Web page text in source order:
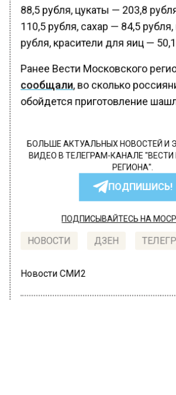
88,5 рубля, цукаты — 203,8
110,5 рубля, сахар — 84,5
рубля, красители для яиц —
Ранее Вести Московского
сообщали, во сколько
обойдется приготовление
БОЛЬШЕ АКТУАЛЬНЫХ НОВОСТЕЙ И
ВИДЕО В ТЕЛЕГРАМ-КАНАЛЕ
РЕГИОНА".
ПОДПИШИСЬ!
ПОДПИСЫВАЙТЕСЬ НА
НОВОСТИ ДЗЕН
Новости СМИ2